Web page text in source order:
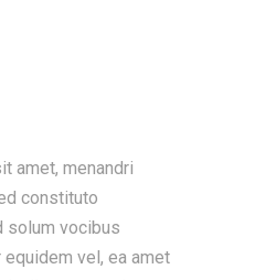
amet, menandri
constituto
solum vocibus
equidem vel, ea amet